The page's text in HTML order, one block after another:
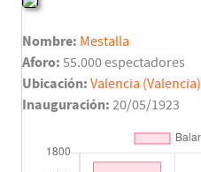
Final del partido
Nombre: Mestalla
Aforo: 55.000 espectadores
Ubicación: Valencia (Valencia)
Inauguración: 20/05/1923